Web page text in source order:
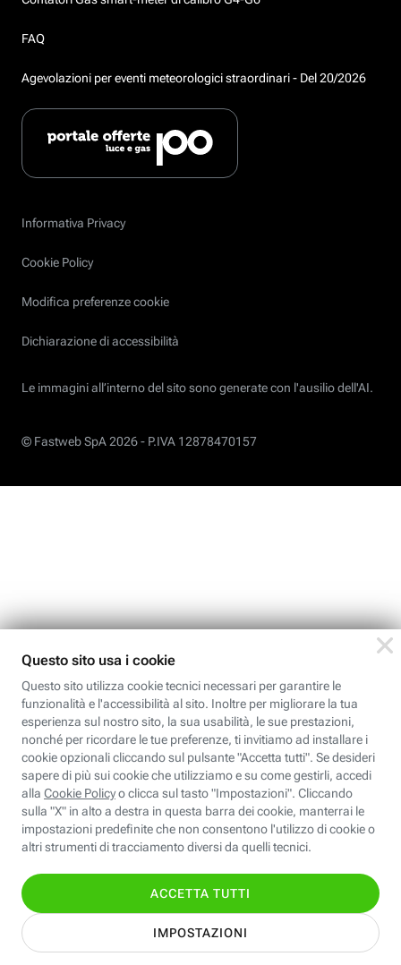
FAQ
Agevolazioni per eventi meteorologici straordinari - Del 20/2026
Informativa Privacy
Cookie Policy
Modifica preferenze cookie
Dichiarazione di accessibilità
Le immagini all’interno del sito sono generate con l'ausilio dell'AI.
© Fastweb SpA 2026 - P.IVA 12878470157